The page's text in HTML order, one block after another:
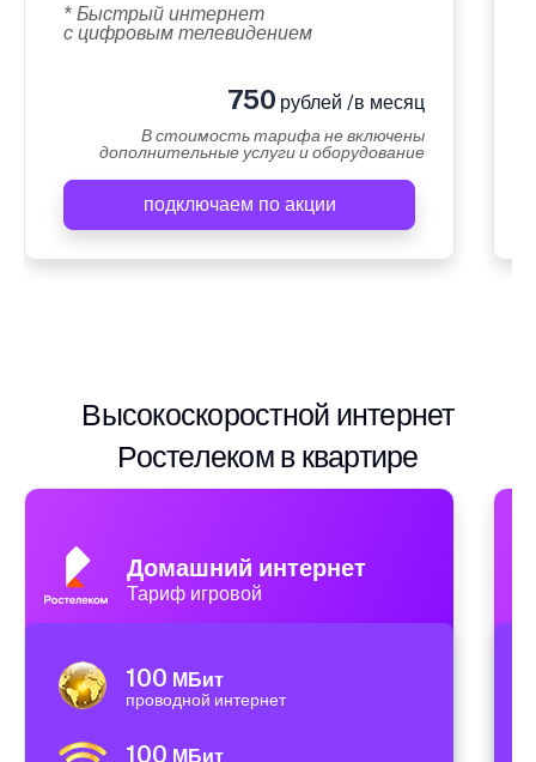
* Быстрый интернет
с цифровым телевидением
750 рублей /в месяц
В стоимость тарифа не включены
дополнительные услуги и оборудование
подключаем по акции
Высокоскоростной интернет
Ростелеком в квартире
Домашний интернет
Тариф игровой
100 МБит
проводной интернет
100 МБит